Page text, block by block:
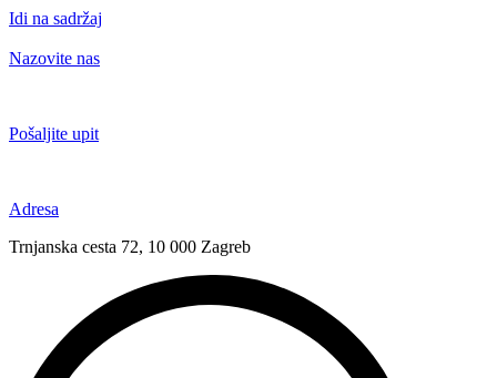
Idi na sadržaj
Nazovite nas
Pošaljite upit
Adresa
Trnjanska cesta 72, 10 000 Zagreb